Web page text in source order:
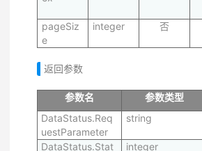
pageSiz
e
integer 否
返回参数
参数名 参数类型
DataStatus.Req
uestParameter
string
DataStatus.Stat
integer